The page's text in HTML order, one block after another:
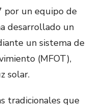
por un equipo de
desarrollado un
un sistema de
(MFOT),
solar.
tradicionales que